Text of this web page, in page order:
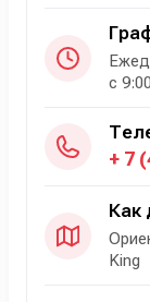
с
+ 7
Как
King